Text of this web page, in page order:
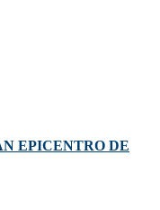
EPICENTRO DE